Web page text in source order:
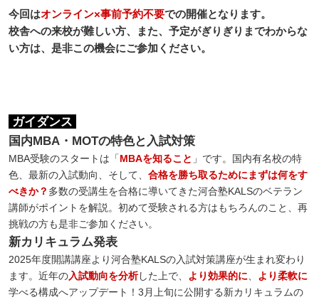
今回はオンライン×事前予約不要での開催となります。
校舎への来校が難しい方、また、予定がぎりぎりまでわからな
い方は、是非この機会にご参加ください。
ガイダンス
国内MBA・MOTの特色と入試対策
MBA受験のスタートは「MBAを知ること 」です。国内有名校の特
色、最新の入試動向、そして、 合格を勝ち取るためにまずは何をす
べきか？ 多数の受講生を合格に導いてきた河合塾KALSのベテラン
講師がポイントを解説。初めて受験される方はもちろんのこと、再
挑戦の方も是非ご参加ください。
新カリキュラム発表
2025年度開講講座より河合塾KALSの入試対策講座が生まれ変わり
ます。近年の入試動向を分析した上で、 より効果的に
より柔軟に
学べる構成へアップデート！3月上旬に公開する新カリキュラムの